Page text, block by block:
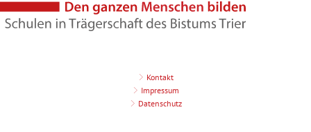
Kontakt
Impressum
Datenschutz